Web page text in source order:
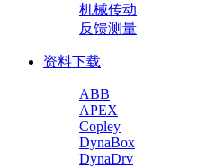
机械传动
反馈测量
资料下载
ABB
APEX
Copley
DynaBox
DynaDrv